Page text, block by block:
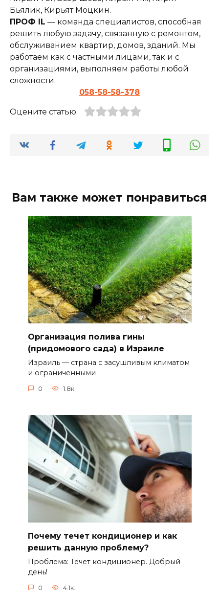
Бьялик, Кирьят Моцкин.
ПРОФ IL — команда специалистов, способная
решить любую задачу, связанную с ремонтом,
обслуживанием квартир, домов, зданий. Мы
работаем как с частными лицами, так и с
организациями, выполняем работы любой
сложности.
058-58-58-378
Оцените статью
Вам также может понравиться
Организация полива гины
(придомового сада) в Израиле
Израиль — страна с засушливым климатом
и ограниченными
0 1.8к.
Почему течет кондиционер и как
решить данную проблему?
Проблема: Течет кондиционер. Добрый
день!
0 4.1к.